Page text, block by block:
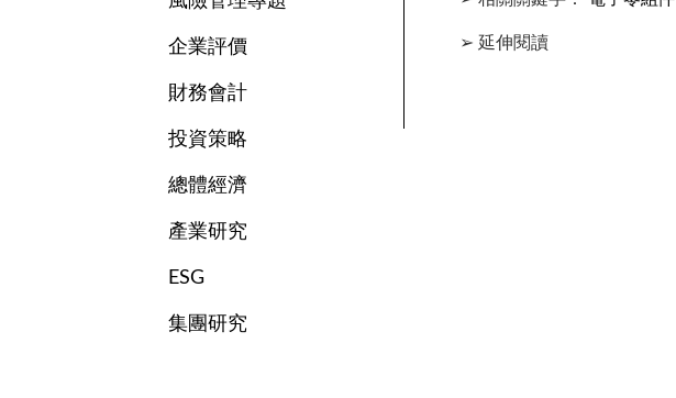
企業評價
財務會計
投資策略
總體經濟
產業研究
ESG
集團研究
➢ 延伸閱讀